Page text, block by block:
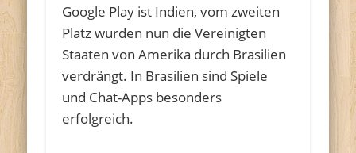
Google Play ist Indien, vom zweiten
Platz wurden nun die Vereinigten
Staaten von Amerika durch Brasilien
verdrängt. In Brasilien sind Spiele
und Chat-Apps besonders
erfolgreich.